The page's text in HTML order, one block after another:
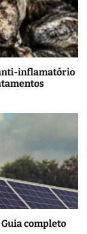
inflamatório
completo